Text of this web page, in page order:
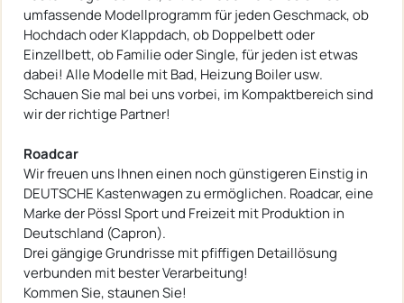
umfassende Modellprogramm für jeden Geschmack, ob
Hochdach oder Klappdach, ob Doppelbett oder
Einzellbett, ob Familie oder Single, für jeden ist etwas
dabei! Alle Modelle mit Bad, Heizung Boiler usw.
Schauen Sie mal bei uns vorbei, im Kompaktbereich sind
wir der richtige Partner!
Roadcar
Wir freuen uns Ihnen einen noch günstigeren Einstig in
DEUTSCHE Kastenwagen zu ermöglichen. Roadcar, eine
Marke der Pössl Sport und Freizeit mit Produktion in
Deutschland (Capron).
Drei gängige Grundrisse mit pfiffigen Detaillösung
verbunden mit bester Verarbeitung!
Kommen Sie, staunen Sie!